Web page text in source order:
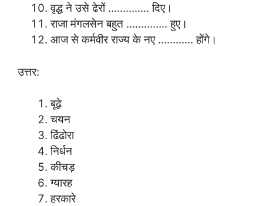
वृद्ध ने उसे ढेरों ………….. दिए।
राजा मंगलसेन बहुत ………….. हुए।
आज से कर्मवीर राज्य के नए ………… होंगे।
उत्तर:
बूढ़े
चयन
ढिंढोरा
निर्धन
कीचड़
ग्यारह
हरकारे